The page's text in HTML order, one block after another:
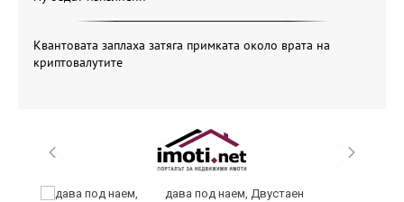
Квантовата заплаха затяга примката около врата на
криптовалутите
дава под наем, Двустаен